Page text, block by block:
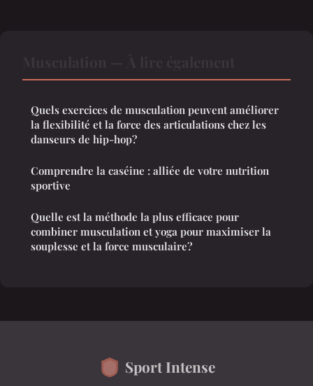
Quels exercices de musculation peuvent améliorer
la flexibilité et la force des articulations chez les
danseurs de hip-hop?
Comprendre la caséine : alliée de votre nutrition
sportive
Quelle est la méthode la plus efficace pour
combiner musculation et yoga pour maximiser la
souplesse et la force musculaire?
Sport Intense